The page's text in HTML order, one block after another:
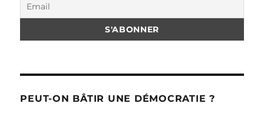
PEUT-ON BÂTIR UNE DÉMOCRATIE ?